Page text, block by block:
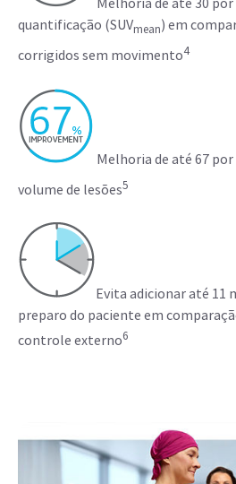
quantificação (SUVmean) em
corrigidos sem movimento4
Melhoria de até 67
volume de lesões5
Evita adicionar até 11
preparo do paciente em
controle externo6